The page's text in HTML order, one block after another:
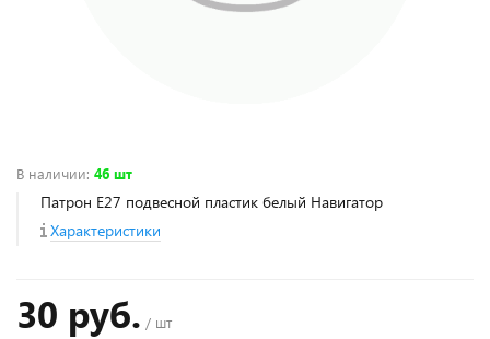
В наличии: 46 шт
Патрон Е27 подвесной пластик белый Навигатор
Характеристики
30 руб. / шт